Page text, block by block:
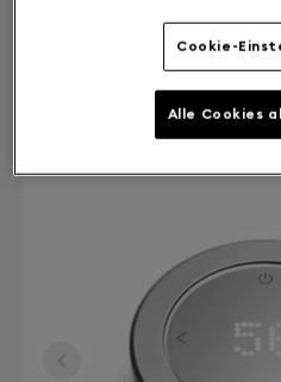
Cookie-
Alle Cookies